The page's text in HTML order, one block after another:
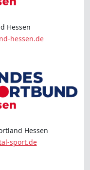
Hessen
hessen.de
Hessen
sport.de